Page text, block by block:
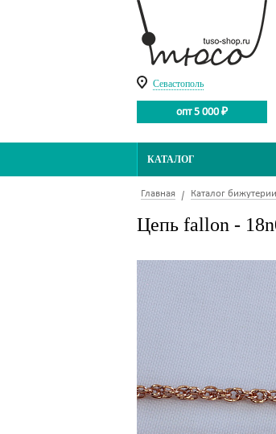
Севастополь
опт 5 000 ₽
КАТАЛОГ
Главная Каталог бижутерии
Цепь fallon -